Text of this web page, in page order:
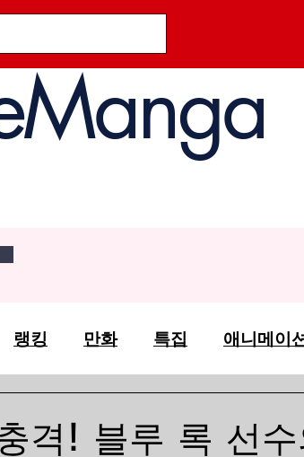
랭킹 만화 특집 애니메이
격! 블루 록 선수